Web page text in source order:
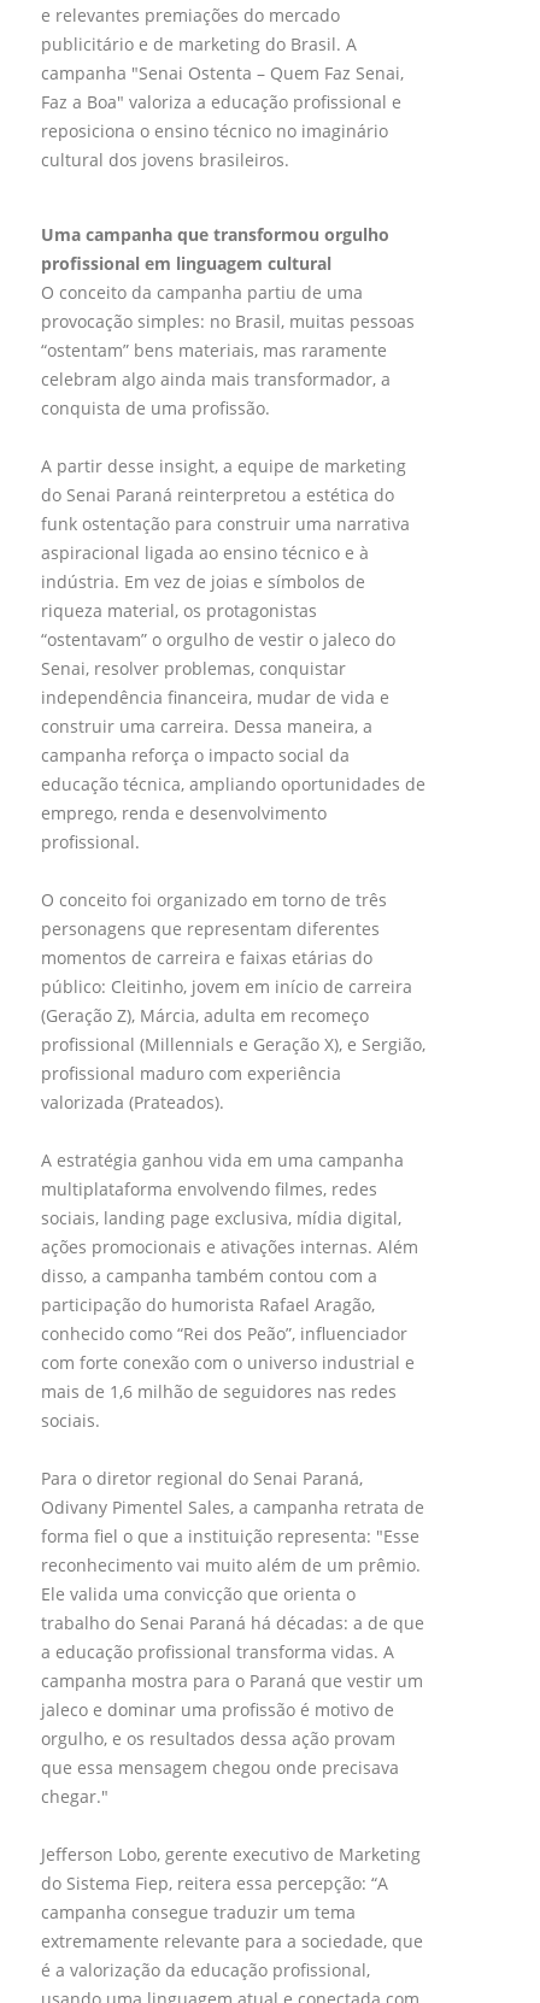
e relevantes premiações do mercado
publicitário e de marketing do Brasil. A
campanha "Senai Ostenta – Quem Faz Senai,
Faz a Boa" valoriza a educação profissional e
reposiciona o ensino técnico no imaginário
cultural dos jovens brasileiros.
Uma campanha que transformou orgulho
profissional em linguagem cultural
O conceito da campanha partiu de uma
provocação simples: no Brasil, muitas pessoas
“ostentam” bens materiais, mas raramente
celebram algo ainda mais transformador, a
conquista de uma profissão.
A partir desse insight, a equipe de marketing
do Senai Paraná reinterpretou a estética do
funk ostentação para construir uma narrativa
aspiracional ligada ao ensino técnico e à
indústria. Em vez de joias e símbolos de
riqueza material, os protagonistas
“ostentavam” o orgulho de vestir o jaleco do
Senai, resolver problemas, conquistar
independência financeira, mudar de vida e
construir uma carreira. Dessa maneira, a
campanha reforça o impacto social da
educação técnica, ampliando oportunidades de
emprego, renda e desenvolvimento
profissional.
O conceito foi organizado em torno de três
personagens que representam diferentes
momentos de carreira e faixas etárias do
público: Cleitinho, jovem em início de carreira
(Geração Z), Márcia, adulta em recomeço
profissional (Millennials e Geração X), e Sergião,
profissional maduro com experiência
valorizada (Prateados).
A estratégia ganhou vida em uma campanha
multiplataforma envolvendo filmes, redes
sociais, landing page exclusiva, mídia digital,
ações promocionais e ativações internas. Além
disso, a campanha também contou com a
participação do humorista Rafael Aragão,
conhecido como “Rei dos Peão”, influenciador
com forte conexão com o universo industrial e
mais de 1,6 milhão de seguidores nas redes
sociais.
Para o diretor regional do Senai Paraná,
Odivany Pimentel Sales, a campanha retrata de
forma fiel o que a instituição representa: "Esse
reconhecimento vai muito além de um prêmio.
Ele valida uma convicção que orienta o
trabalho do Senai Paraná há décadas: a de que
a educação profissional transforma vidas. A
campanha mostra para o Paraná que vestir um
jaleco e dominar uma profissão é motivo de
orgulho, e os resultados dessa ação provam
que essa mensagem chegou onde precisava
chegar."
Jefferson Lobo, gerente executivo de Marketing
do Sistema Fiep, reitera essa percepção: “A
campanha consegue traduzir um tema
extremamente relevante para a sociedade, que
é a valorização da educação profissional,